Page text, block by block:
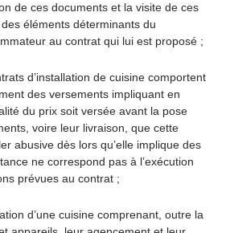
de ces documents et la visite de ces
éléments déterminants du
au contrat qui lui est proposé ;
d’installation de cuisine comportent
des versements impliquant en
du prix soit versée avant la pose
voire leur livraison, que cette
abusive dès lors qu’elle implique des
ne correspond pas à l’exécution
prévues au contrat ;
d’une cuisine comprenant, outre la